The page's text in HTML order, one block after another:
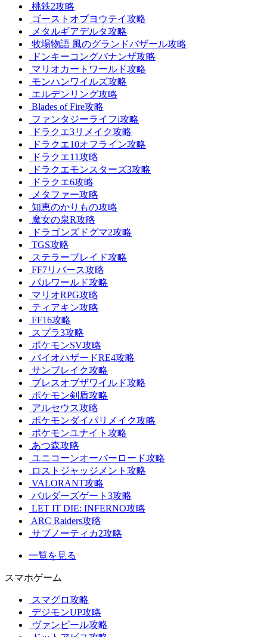
桃鉄2攻略
ゴーストオブヨウテイ攻略
メタルギアデルタ攻略
牧場物語 風のグランドバザール攻略
ドンキーコングバナンザ攻略
マリオカートワールド攻略
モンハンワイルズ攻略
エルデンリング攻略
Blades of Fire攻略
ファンタジーライフi攻略
ドラクエ3リメイク攻略
ドラクエ10オフライン攻略
ドラクエ11攻略
ドラクエモンスターズ3攻略
ドラクエ6攻略
メタファー攻略
知恵のかりもの攻略
魔女の泉R攻略
ドラゴンズドグマ2攻略
TGS攻略
ステラーブレイド攻略
FF7リバース攻略
パルワールド攻略
マリオRPG攻略
ティアキン攻略
FF16攻略
スプラ3攻略
ポケモンSV攻略
バイオハザードRE4攻略
サンブレイク攻略
ブレスオブザワイルド攻略
ポケモン剣盾攻略
アルセウス攻略
ポケモンダイパリメイク攻略
ポケモンユナイト攻略
あつ森攻略
ユニコーンオーバーロード攻略
ロストジャッジメント攻略
VALORANT攻略
バルダーズゲート3攻略
LET IT DIE: INFERNO攻略
ARC Raiders攻略
サブノーティカ2攻略
一覧を見る
スマホゲーム
スマグロ攻略
デジモンUP攻略
ヴァンピール攻略